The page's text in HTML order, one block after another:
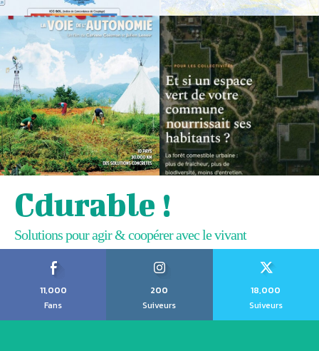
Cdurable !
Solutions pour agir & coopérer avec le vivant
11,000
Fans
200
Suiveurs
18,000
Suiveurs